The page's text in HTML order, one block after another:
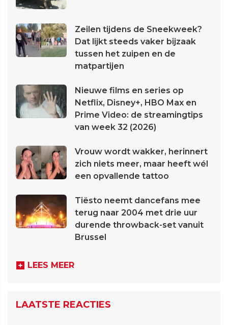
Zeilen tijdens de Sneekweek?
Dat lijkt steeds vaker bijzaak
tussen het zuipen en de
matpartijen
Nieuwe films en series op
Netflix, Disney+, HBO Max en
Prime Video: de streamingtips
van week 32 (2026)
Vrouw wordt wakker, herinnert
zich niets meer, maar heeft wél
een opvallende tattoo
Tiësto neemt dancefans mee
terug naar 2004 met drie uur
durende throwback-set vanuit
Brussel
LEES MEER
LAATSTE REACTIES